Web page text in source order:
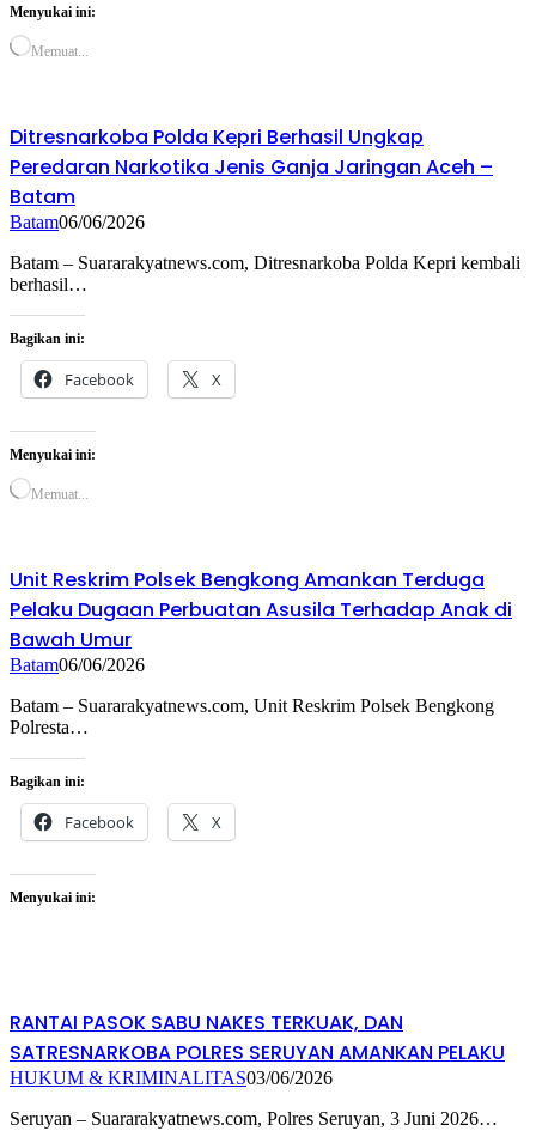
Menyukai ini:
Memuat...
Ditresnarkoba Polda Kepri Berhasil Ungkap
Peredaran Narkotika Jenis Ganja Jaringan Aceh –
Batam
Batam06/06/2026
Batam – Suararakyatnews.com, Ditresnarkoba Polda Kepri kembali
berhasil…
Bagikan ini:
Facebook X
Menyukai ini:
Memuat...
Unit Reskrim Polsek Bengkong Amankan Terduga
Pelaku Dugaan Perbuatan Asusila Terhadap Anak di
Bawah Umur
Batam06/06/2026
Batam – Suararakyatnews.com, Unit Reskrim Polsek Bengkong
Polresta…
Bagikan ini:
Facebook X
Menyukai ini:
RANTAI PASOK SABU NAKES TERKUAK, DAN
SATRESNARKOBA POLRES SERUYAN AMANKAN PELAKU
HUKUM & KRIMINALITAS03/06/2026
Seruyan – Suararakyatnews.com, Polres Seruyan, 3 Juni 2026…